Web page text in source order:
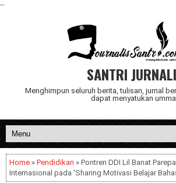
--
SANTRI
Menghimpun seluruh berita, tulisan, jurnal
dapat menyatukan
Home » Pendidikan » Pontren DDI Lil Banat
Internasional pada 'Sharing Motivasi Belajar